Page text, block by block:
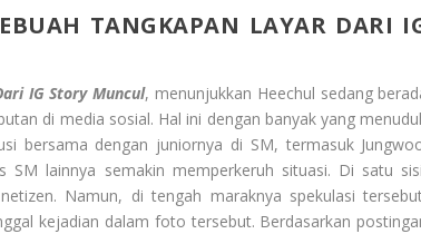
TANGKAPAN LAYAR DARI
IG Story Muncul, menunjukkan Heechul sedang
di media sosial. Hal ini dengan banyak yang
bersama dengan juniornya di SM, termasuk
SM lainnya semakin memperkeruh situasi. Di satu
Namun, di tengah maraknya spekulasi
kejadian dalam foto tersebut. Berdasarkan